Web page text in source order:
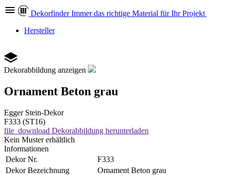
Dekorfinder Immer das richtige Material für Ihr Projekt
Hersteller
Dekorabbildung anzeigen
Ornament Beton grau
Egger Stein-Dekor
F333 (ST16)
file_download Dekorabbildung herunterladen
Kein Muster erhältlich
Informationen
Dekor Nr.
F333
Dekor Bezeichnung
Ornament Beton grau